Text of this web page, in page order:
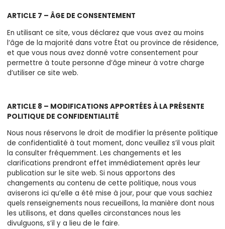
ARTICLE 7 – ÂGE DE CONSENTEMENT
En utilisant ce site, vous déclarez que vous avez au moins
l’âge de la majorité dans votre État ou province de résidence,
et que vous nous avez donné votre consentement pour
permettre à toute personne d’âge mineur à votre charge
d’utiliser ce site web.
ARTICLE 8 – MODIFICATIONS APPORTÉES À LA PRÉSENTE
POLITIQUE DE CONFIDENTIALITÉ
Nous nous réservons le droit de modifier la présente politique
de confidentialité à tout moment, donc veuillez s’il vous plait
la consulter fréquemment. Les changements et les
clarifications prendront effet immédiatement après leur
publication sur le site web. Si nous apportons des
changements au contenu de cette politique, nous vous
aviserons ici qu’elle a été mise à jour, pour que vous sachiez
quels renseignements nous recueillons, la manière dont nous
les utilisons, et dans quelles circonstances nous les
divulguons, s’il y a lieu de le faire.